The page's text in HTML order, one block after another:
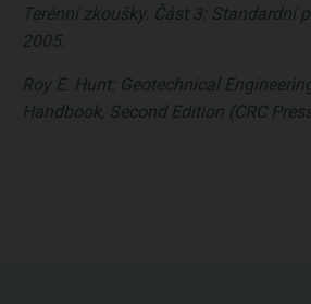
Terénní zkoušky. Část 3: Standardní
2005.
Roy E. Hunt: Geotechnical
Handbook, Second Edition (CRC